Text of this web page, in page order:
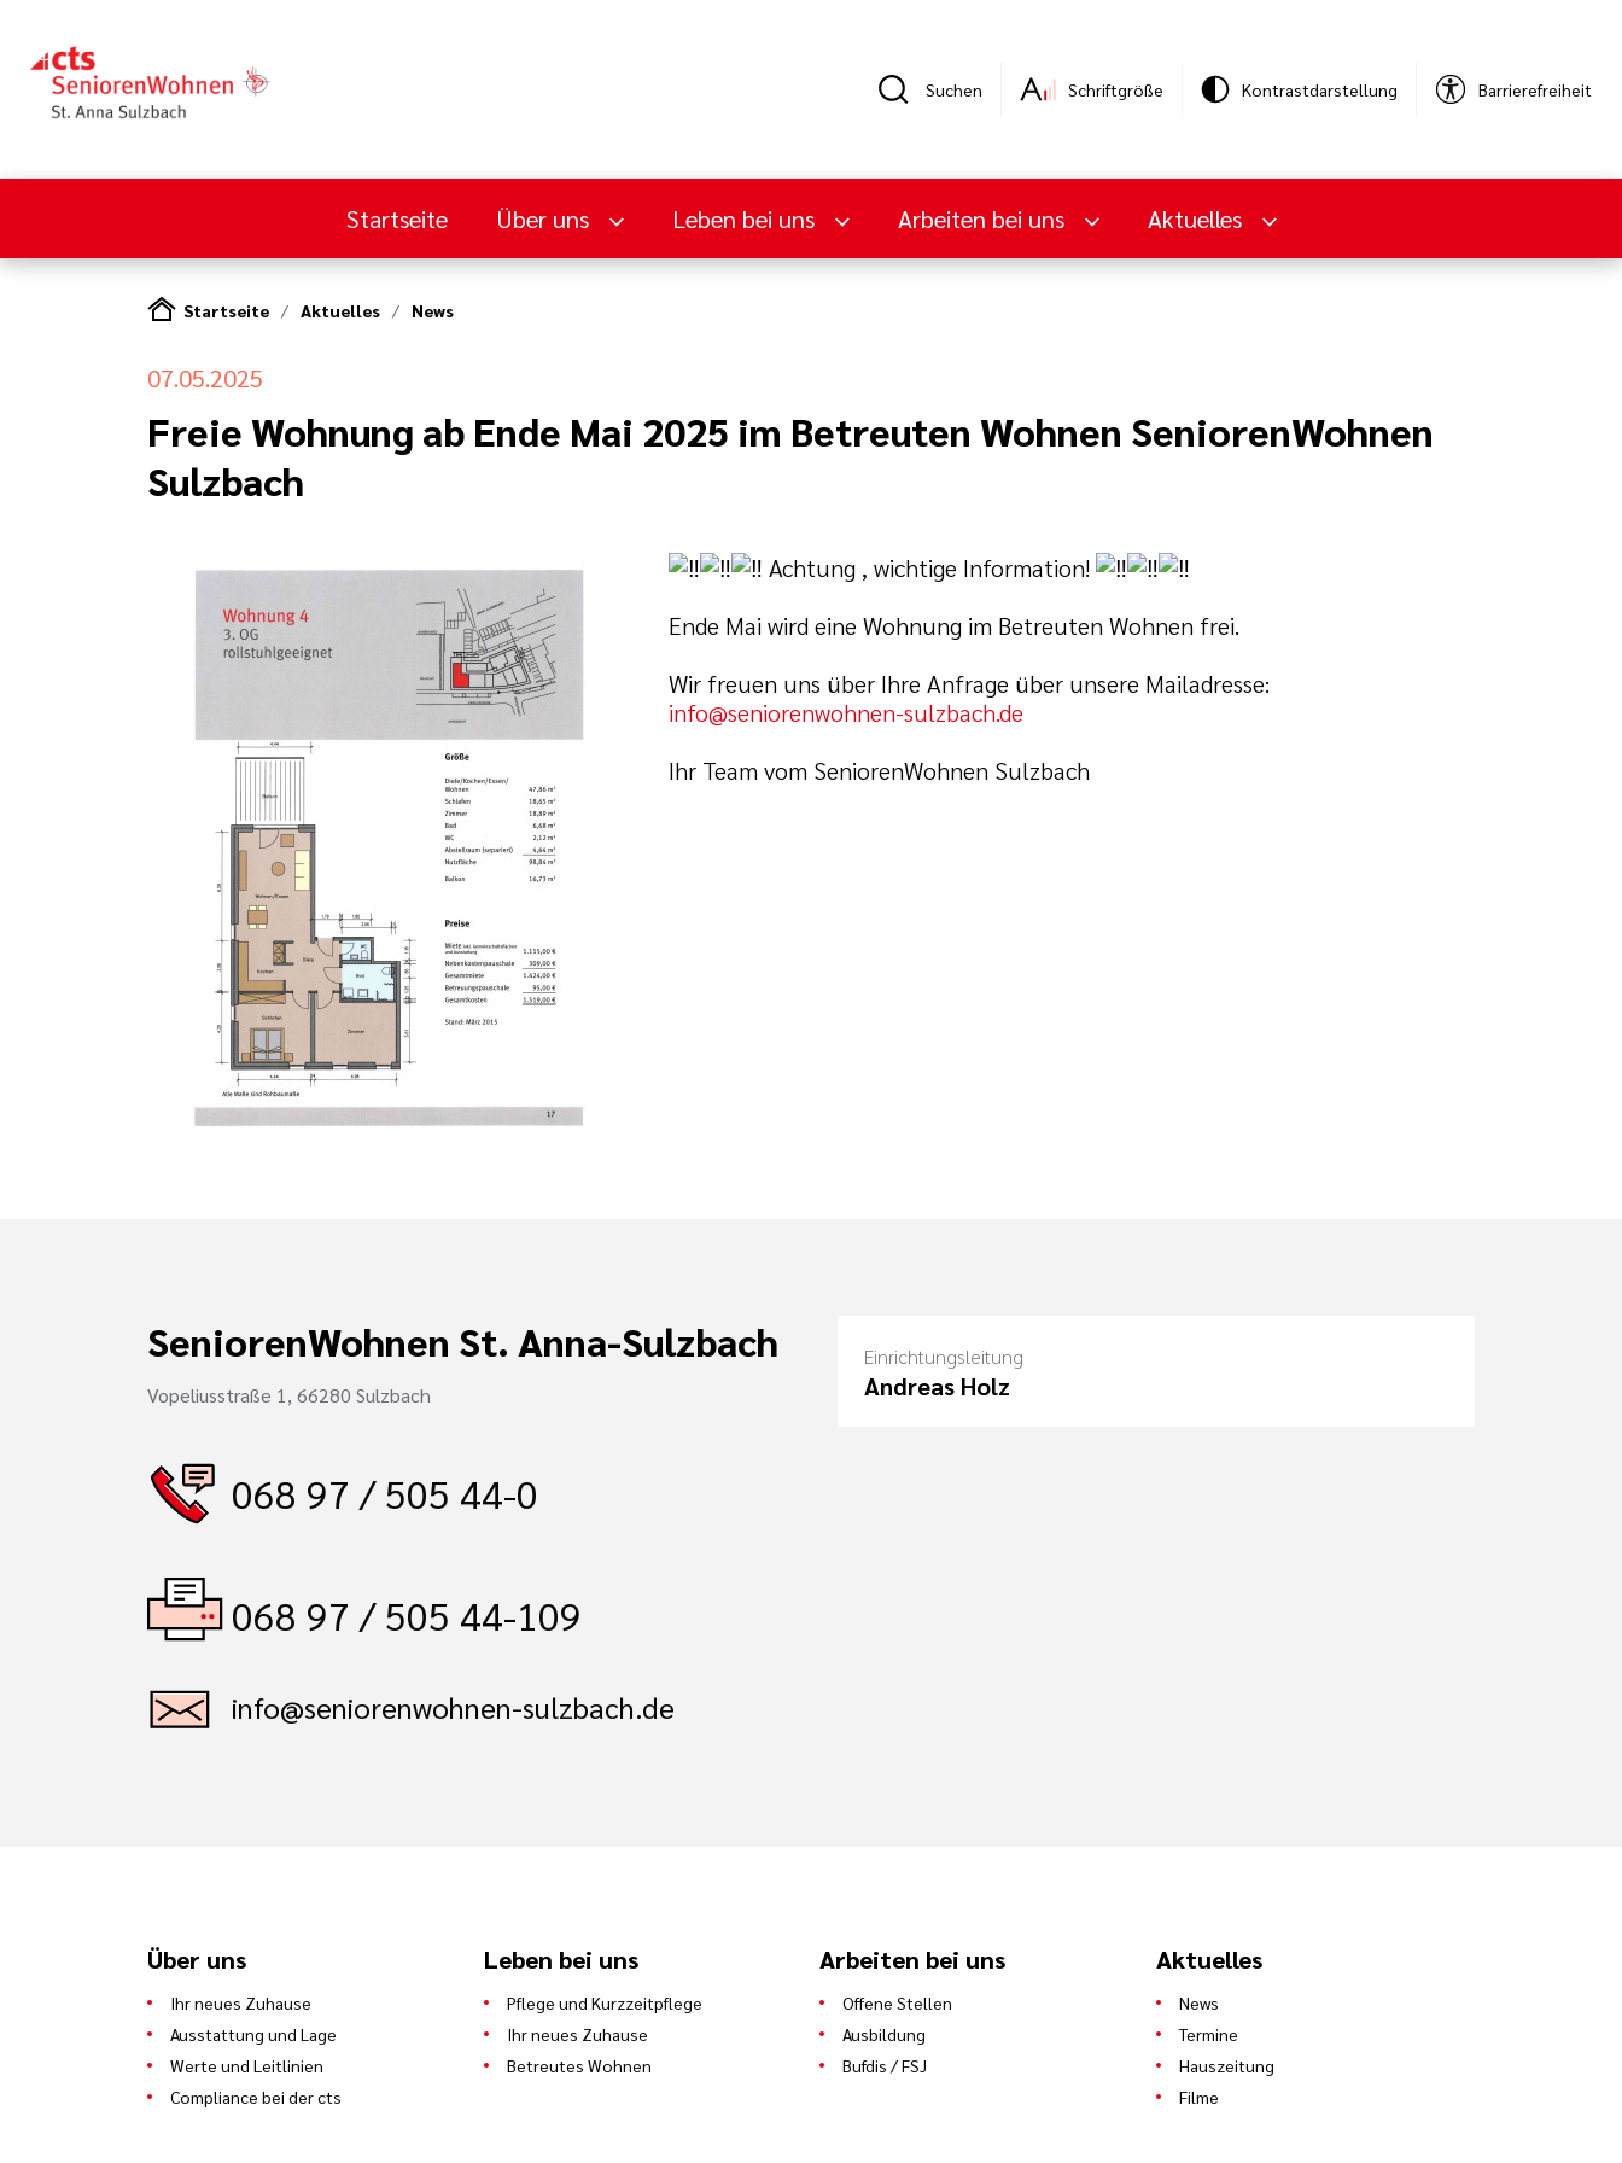
Suchen Schriftgröße Kontrastdarstellung Barrierefreiheit
Startseite Über uns Leben bei uns Arbeiten bei uns Aktuelles
Startseite Aktuelles News
07.05.2025
Freie Wohnung ab Ende Mai 2025 im Betreuten Wohnen SeniorenWohnen
Sulzbach
Achtung , wichtige Information!
Ende Mai wird eine Wohnung im Betreuten Wohnen frei.
Wir freuen uns über Ihre Anfrage über unsere Mailadresse:
info@seniorenwohnen-sulzbach.de
Ihr Team vom SeniorenWohnen Sulzbach
SeniorenWohnen St. Anna-Sulzbach
Vopeliusstraße 1, 66280 Sulzbach
068 97 / 505 44-0
068 97 / 505 44-109
info@seniorenwohnen-sulzbach.de
Einrichtungsleitung
Andreas Holz
Über uns
Ihr neues Zuhause
Ausstattung und Lage
Werte und Leitlinien
Compliance bei der cts
Leben bei uns
Pflege und Kurzzeitpflege
Ihr neues Zuhause
Betreutes Wohnen
Arbeiten bei uns
Offene Stellen
Ausbildung
Bufdis / FSJ
Aktuelles
News
Termine
Hauszeitung
Filme